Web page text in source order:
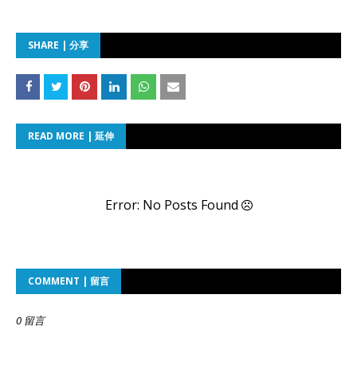
SHARE | 分享
READ MORE | 延伸
Error: No Posts Found
COMMENT | 留言
0 留言